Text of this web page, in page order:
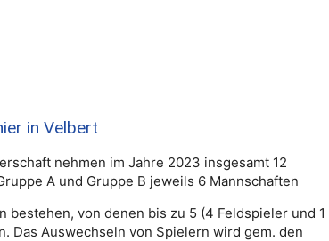
in Velbert
nehmen im Jahre 2023 insgesamt 12
A und Gruppe B jeweils 6 Mannschaften
bestehen, von denen bis zu 5 (4 Feldspieler und 1
Das Auswechseln von Spielern wird gem. den